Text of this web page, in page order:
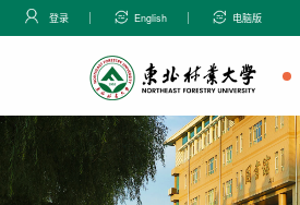
登录 English 电脑版